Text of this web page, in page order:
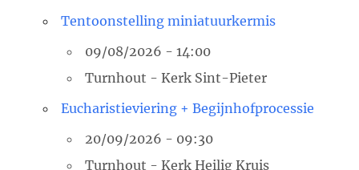
Tentoonstelling miniatuurkermis
09/08/2026 - 14:00
Turnhout - Kerk Sint-Pieter
Eucharistieviering + Begijnhofprocessie
20/09/2026 - 09:30
Turnhout - Kerk Heilig Kruis